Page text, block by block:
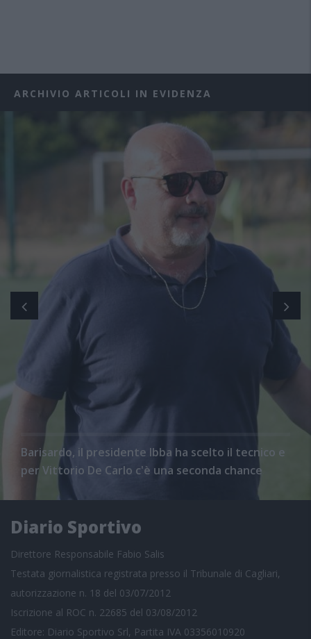
ARCHIVIO ARTICOLI IN EVIDENZA
Barisardo, il presidente Ibba ha scelto il tecnico e
per Vittorio De Carlo c'è una seconda chance
Diario Sportivo
Direttore Responsabile Fabio Salis
Testata giornalistica registrata presso il Tribunale di Cagliari,
autorizzazione n. 18 del 03/07/2012
Iscrizione al ROC n. 22685 del 03/08/2012
Editore: Diario Sportivo Srl, Partita IVA 03356010920